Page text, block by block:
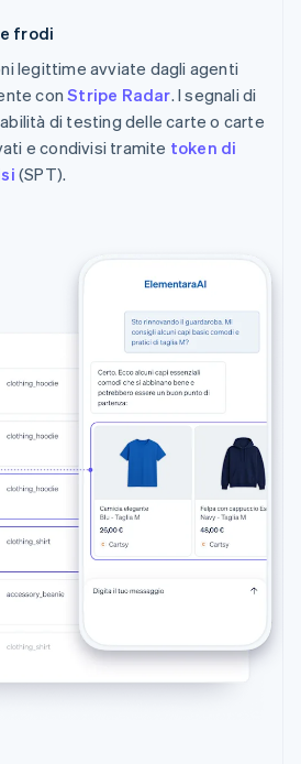
frodi
legittime avviate dagli agenti
conStripe Radar. I segnali di
di testing delle carte o carte
e condivisi tramite token di
(SPT).